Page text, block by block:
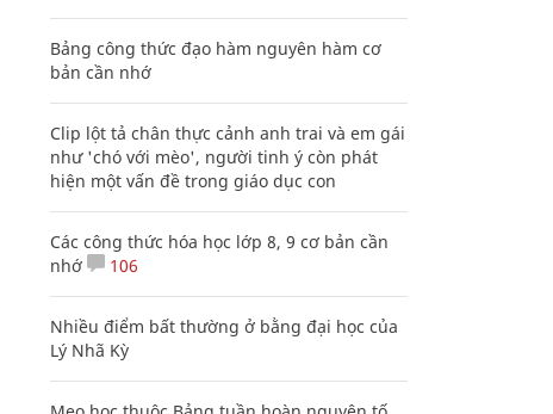
Bảng công thức đạo hàm nguyên hàm cơ
bản cần nhớ
Clip lột tả chân thực cảnh anh trai và em gái
như 'chó với mèo', người tinh ý còn phát
hiện một vấn đề trong giáo dục con
Các công thức hóa học lớp 8, 9 cơ bản cần
nhớ
106
Nhiều điểm bất thường ở bằng đại học của
Lý Nhã Kỳ